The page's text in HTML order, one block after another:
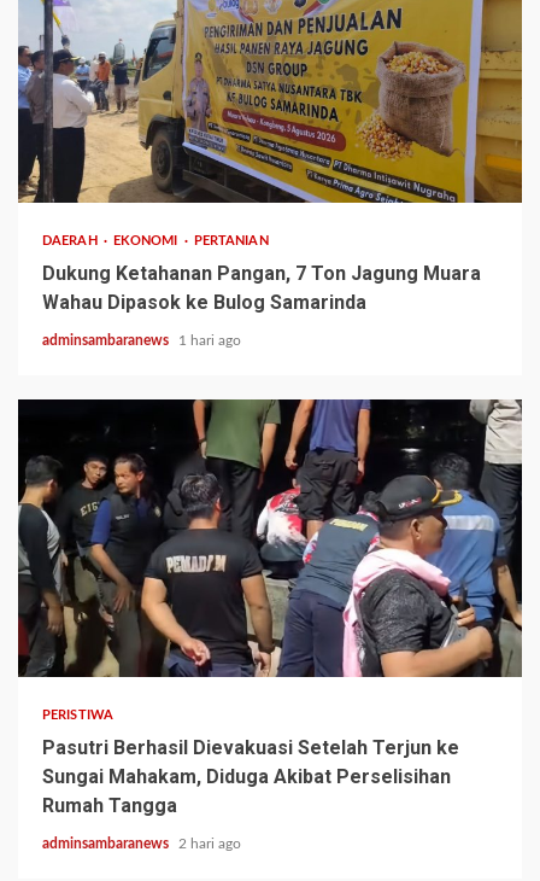
1 min read
DAERAH EKONOMI PERTANIAN
Dukung Ketahanan Pangan, 7 Ton Jagung Muara
Wahau Dipasok ke Bulog Samarinda
adminsambaranews 1 hari ago
2 min read
PERISTIWA
Pasutri Berhasil Dievakuasi Setelah Terjun ke
Sungai Mahakam, Diduga Akibat Perselisihan
Rumah Tangga
adminsambaranews 2 hari ago